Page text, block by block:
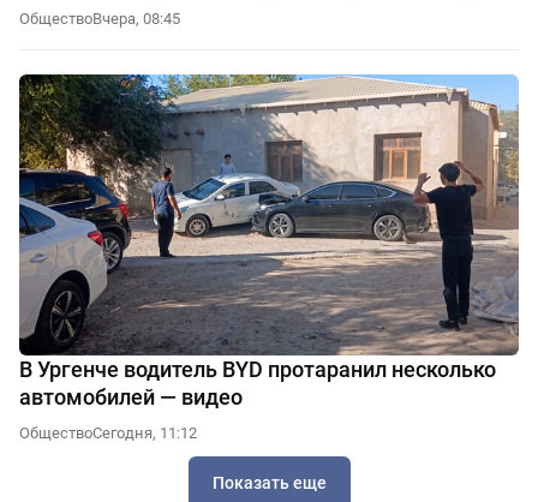
ОбществоВчера, 08:45
В Ургенче водитель BYD протаранил несколько
автомобилей — видео
ОбществоСегодня, 11:12
Показать еще